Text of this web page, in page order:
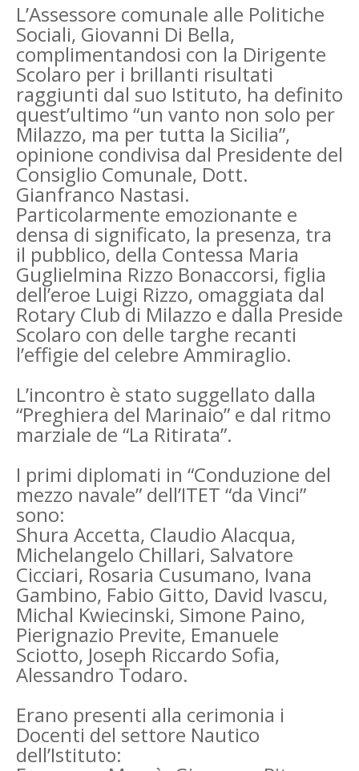
L’Assessore comunale alle Politiche
Sociali, Giovanni Di Bella,
complimentandosi con la Dirigente
Scolaro per i brillanti risultati
raggiunti dal suo Istituto, ha definito
quest’ultimo “un vanto non solo per
Milazzo, ma per tutta la Sicilia”,
opinione condivisa dal Presidente del
Consiglio Comunale, Dott.
Gianfranco Nastasi.
Particolarmente emozionante e
densa di significato, la presenza, tra
il pubblico, della Contessa Maria
Guglielmina Rizzo Bonaccorsi, figlia
dell’eroe Luigi Rizzo, omaggiata dal
Rotary Club di Milazzo e dalla Preside
Scolaro con delle targhe recanti
l’effigie del celebre Ammiraglio.
L’incontro è stato suggellato dalla
“Preghiera del Marinaio” e dal ritmo
marziale de “La Ritirata”.
I primi diplomati in “Conduzione del
mezzo navale” dell’ITET “da Vinci”
sono:
Shura Accetta, Claudio Alacqua,
Michelangelo Chillari, Salvatore
Cicciari, Rosaria Cusumano, Ivana
Gambino, Fabio Gitto, David Ivascu,
Michal Kwiecinski, Simone Paino,
Pierignazio Previte, Emanuele
Sciotto, Joseph Riccardo Sofia,
Alessandro Todaro.
Erano presenti alla cerimonia i
Docenti del settore Nautico
dell’Istituto: